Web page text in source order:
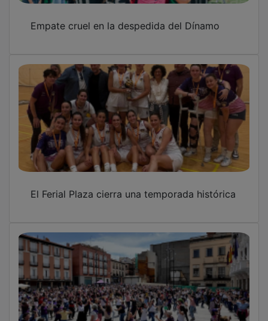
Empate cruel en la despedida del Dínamo
El Ferial Plaza cierra una temporada histórica